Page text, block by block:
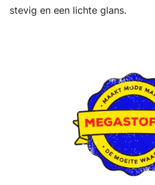
stevig en een lichte glans.